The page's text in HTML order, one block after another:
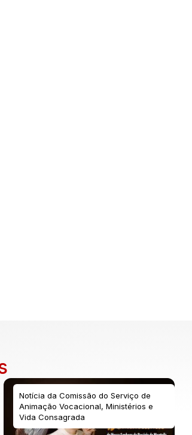
Notícia da Comissão do Serviço de
Animação Vocacional, Ministérios e
Vida Consagrada